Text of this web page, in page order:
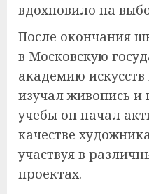
вдохновило на
После окончания
в Московскую
академию
изучал живопись и
учебы он начал
качестве
участвуя в
проектах.